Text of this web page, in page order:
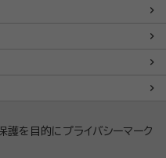
を目的にプライバシーマーク